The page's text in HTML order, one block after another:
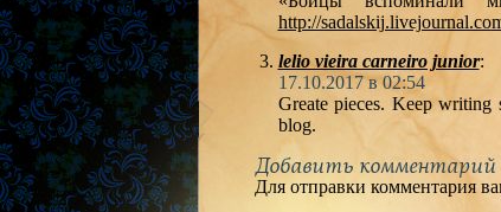
http://
lelio vieira carneiro junior:
17.10.2017 в 02:54
Greate pieces. Keep
blog.
Добавить комментарий
Для отправки комментария